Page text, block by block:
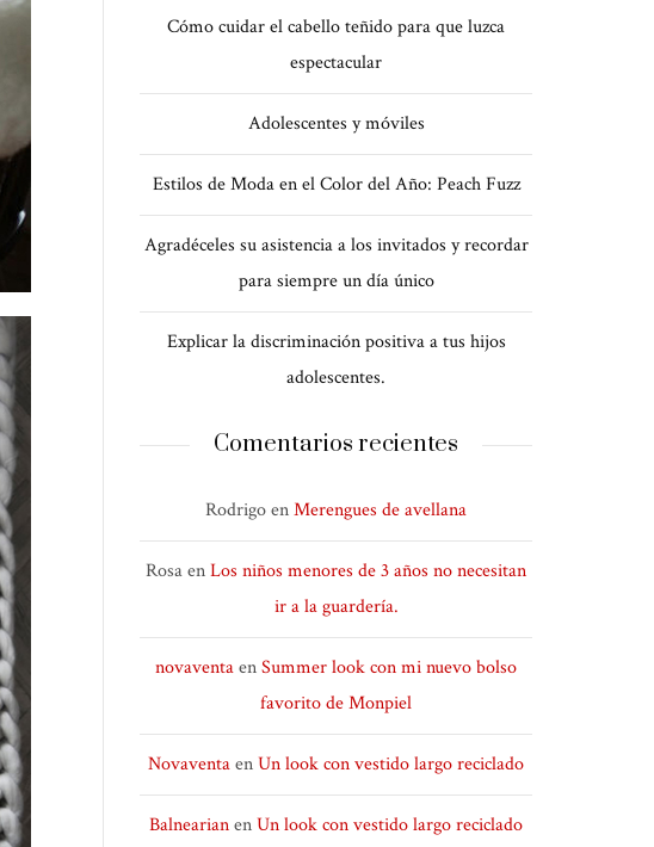
Cómo cuidar el cabello teñido para que luzca
espectacular
Adolescentes y móviles
Estilos de Moda en el Color del Año: Peach Fuzz
Agradéceles su asistencia a los invitados y recordar
para siempre un día único
Explicar la discriminación positiva a tus hijos
adolescentes.
Comentarios recientes
RodrigoenMerengues de avellana
RosaenLos niños menores de 3 años no necesitan
ir a la guardería.
novaventaenSummer look con mi nuevo bolso
favorito de Monpiel
NovaventaenUn look con vestido largo reciclado
BalnearianenUn look con vestido largo reciclado